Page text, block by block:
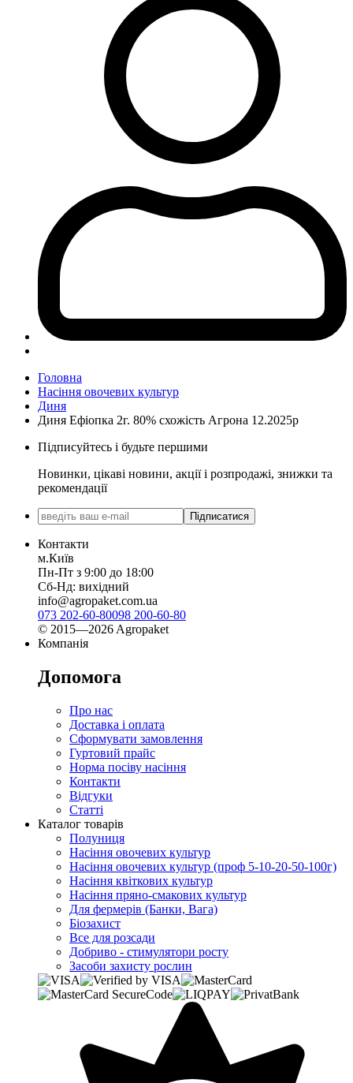
Головна
Насіння овочевих культур
Диня
Диня Ефіопка 2г. 80% схожість Агрона 12.2025р
Підписуйтесь і будьте першими
Новинки, цікаві новини, акції і розпродажі, знижки та
рекомендації
Підписатися
Контакти
м.Київ
Пн-Пт з 9:00 до 18:00
Сб-Нд: вихідний
info@agropaket.com.ua
073 202-60-80098 200-60-80
© 2015—2026 Agropaket
Компанія
Допомога
Про нас
Доставка і оплата
Сформувати замовлення
Гуртовий прайс
Норма посіву насіння
Контакти
Відгуки
Статті
Каталог товарів
Полуниця
Насіння овочевих культур
Насіння овочевих культур (проф 5-10-20-50-100г)
Насіння квіткових культур
Насіння пряно-смакових культур
Для фермерів (Банки, Вага)
Біозахист
Все для розсади
Добриво - стимулятори росту
Засоби захисту рослин